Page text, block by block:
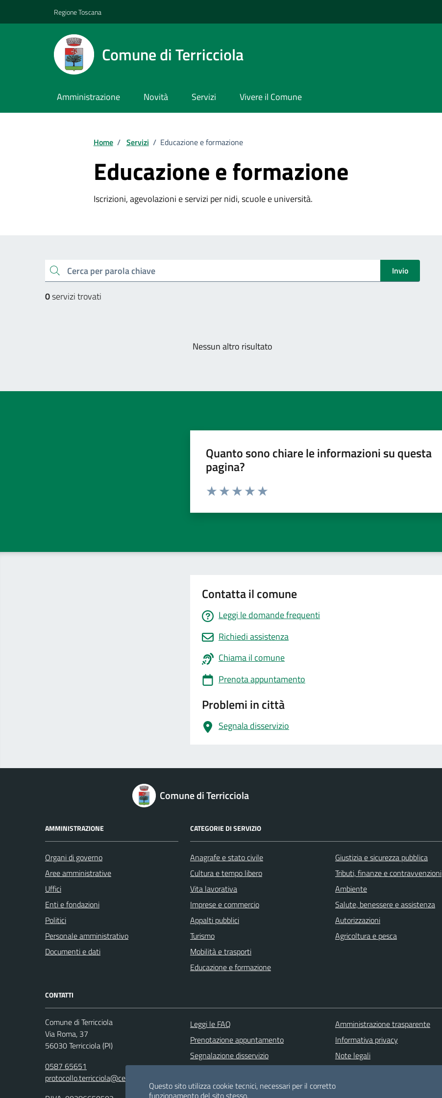
Regione Toscana
Comune di Terricciola
Amministrazione Novità Servizi Vivere il Comune
Home / Servizi / Educazione e formazione
Educazione e formazione
Iscrizioni, agevolazioni e servizi per nidi, scuole e università.
Esplora tutti i servizi
cerca Invio
0servizi trovati
Nessun altro risultato
Quanto sono chiare le informazioni su questa
pagina?
Valuta da 1 a 5 stelle la pagina
Contatta il comune
Leggi le domande frequenti
Richiedi assistenza
Chiama il comune
Prenota appuntamento
Problemi in città
Segnala disservizio
Comune di Terricciola
AMMINISTRAZIONE
Organi di governo
Aree amministrative
Uffici
Enti e fondazioni
Politici
Personale amministrativo
Documenti e dati
CATEGORIE DI SERVIZIO
Anagrafe e stato civile
Cultura e tempo libero
Vita lavorativa
Imprese e commercio
Appalti pubblici
Turismo
Mobilità e trasporti
Educazione e formazione
Giustizia e sicurezza pubblica
Tributi, finanze e contravvenzioni
Ambiente
Salute, benessere e assistenza
Autorizzazioni
Agricoltura e pesca
CONTATTI
Comune di Terricciola
Via Roma, 37
56030 Terricciola (PI)
0587 65651
protocollo.terricciola@cert.saga.it
Leggi le FAQ
Prenotazione appuntamento
Segnalazione disservizio
Amministrazione trasparente
Informativa privacy
Note legali
Albo pretorio
Questo sito utilizza cookie tecnici, necessari per il corretto
funzionamento del sito stesso.